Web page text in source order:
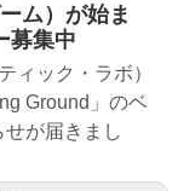
ム）が始ま
募集中
ィック・ラボ）
Ground」のベ
が届きまし